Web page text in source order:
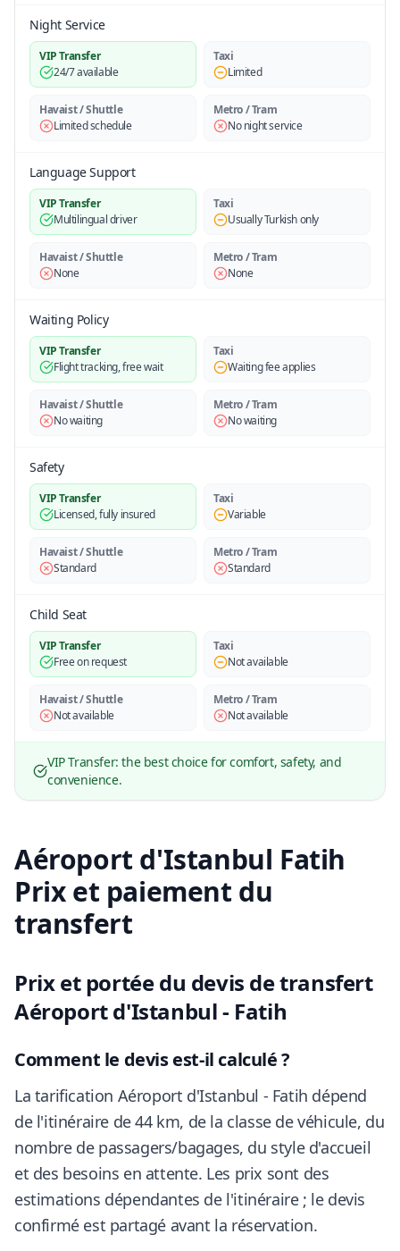
Night Service
VIP Transfer
24/7 available
Taxi
Limited
Havaist / Shuttle
Limited schedule
Metro / Tram
No night service
Language Support
VIP Transfer
Multilingual driver
Taxi
Usually Turkish only
Havaist / Shuttle
None
Metro / Tram
None
Waiting Policy
VIP Transfer
Flight tracking, free wait
Taxi
Waiting fee applies
Havaist / Shuttle
No waiting
Metro / Tram
No waiting
Safety
VIP Transfer
Licensed, fully insured
Taxi
Variable
Havaist / Shuttle
Standard
Metro / Tram
Standard
Child Seat
VIP Transfer
Free on request
Taxi
Not available
Havaist / Shuttle
Not available
Metro / Tram
Not available
VIP Transfer: the best choice for comfort, safety, and
convenience.
Aéroport d'Istanbul Fatih
Prix et paiement du
transfert
Prix et portée du devis de transfert
Aéroport d'Istanbul - Fatih
Comment le devis est-il calculé ?
La tarification Aéroport d'Istanbul - Fatih dépend
de l'itinéraire de 44 km, de la classe de véhicule, du
nombre de passagers/bagages, du style d'accueil
et des besoins en attente. Les prix sont des
estimations dépendantes de l'itinéraire ; le devis
confirmé est partagé avant la réservation.